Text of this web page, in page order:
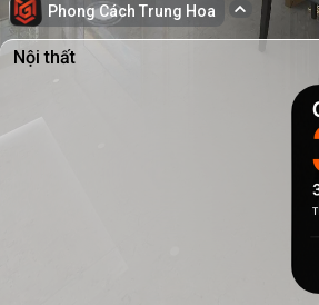
Phong Cách Trung Hoa
Nội thất